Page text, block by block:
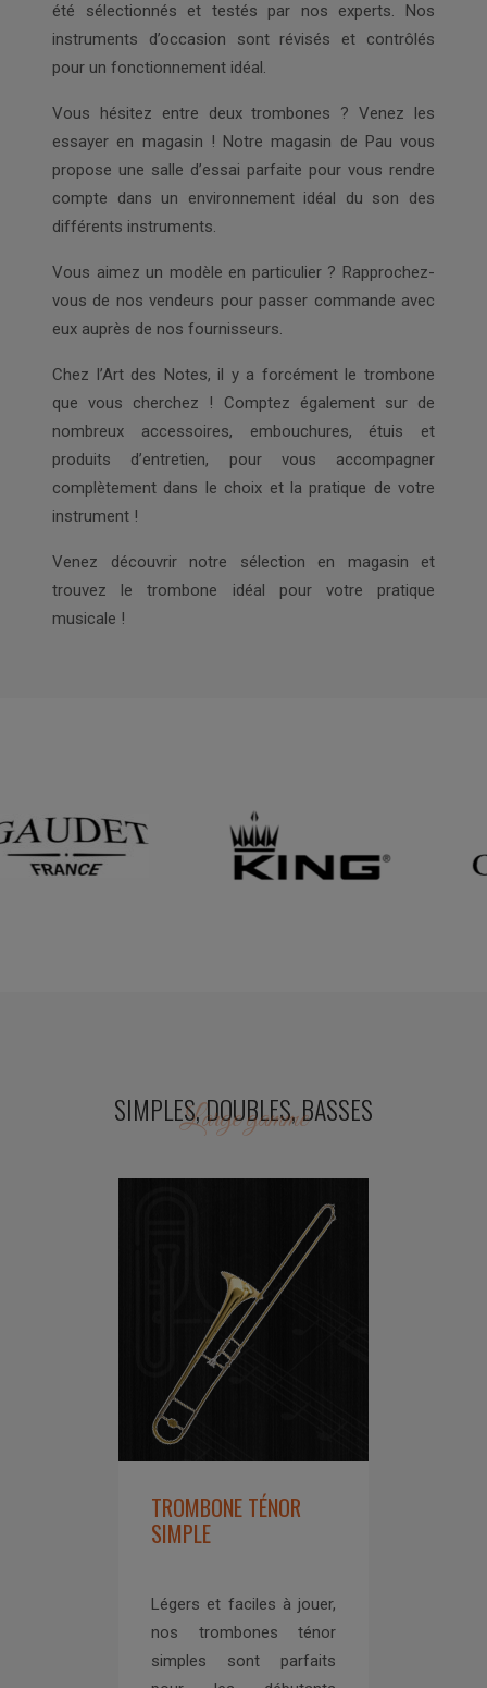
été sélectionnés et testés par nos experts. Nos
instruments d’occasion sont révisés et contrôlés
pour un fonctionnement idéal.
Vous hésitez entre deux trombones ? Venez les
essayer en magasin ! Notre magasin de Pau vous
propose une salle d’essai parfaite pour vous rendre
compte dans un environnement idéal du son des
différents instruments.
Vous aimez un modèle en particulier ? Rapprochez-
vous de nos vendeurs pour passer commande avec
eux auprès de nos fournisseurs.
Chez l’Art des Notes, il y a forcément le trombone
que vous cherchez ! Comptez également sur de
nombreux accessoires, embouchures, étuis et
produits d’entretien, pour vous accompagner
complètement dans le choix et la pratique de votre
instrument !
Venez découvrir notre sélection en magasin et
trouvez le trombone idéal pour votre pratique
musicale !
Large gamme
SIMPLES, DOUBLES, BASSES
TROMBONE TÉNOR
SIMPLE
Légers et faciles à jouer,
nos trombones ténor
simples sont parfaits